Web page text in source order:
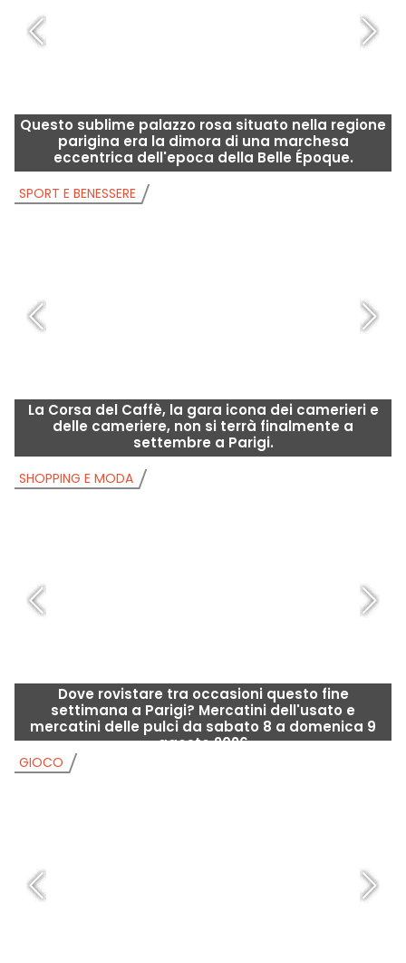
Questo sublime palazzo rosa situato nella regione
parigina era la dimora di una marchesa
eccentrica dell'epoca della Belle Époque.
La Corsa del Caffè, la gara icona dei camerieri e
delle cameriere, non si terrà finalmente a
settembre a Parigi.
SPORT E BENESSERE
Dove rovistare tra occasioni questo fine
settimana a Parigi? Mercatini dell'usato e
mercatini delle pulci da sabato 8 a domenica 9
agosto 2026
SHOPPING E MODA
GIOCO